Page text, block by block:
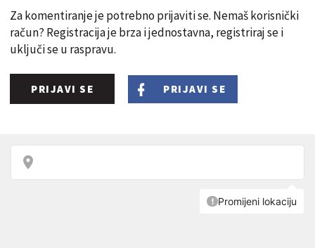
Za komentiranje je potrebno prijaviti se. Nemaš korisnički
račun? Registracija je brza i jednostavna, registriraj se i
uključi se u raspravu.
PRIJAVI SE PRIJAVI SE